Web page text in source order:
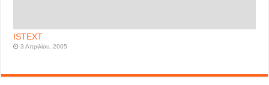
ISTEXT
3 Απριλίου, 2005